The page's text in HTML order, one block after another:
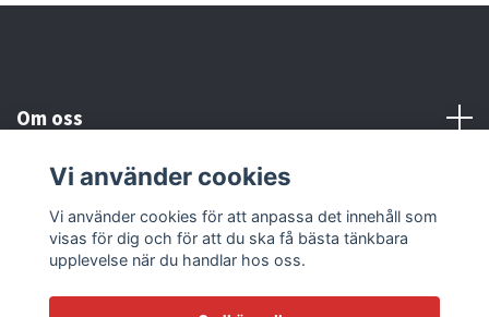
Om oss
Kundtjänst
Läs mer
Vi använder cookies
Vi använder cookies för att anpassa det innehåll som
visas för dig och för att du ska få bästa tänkbara
upplevelse när du handlar hos oss.